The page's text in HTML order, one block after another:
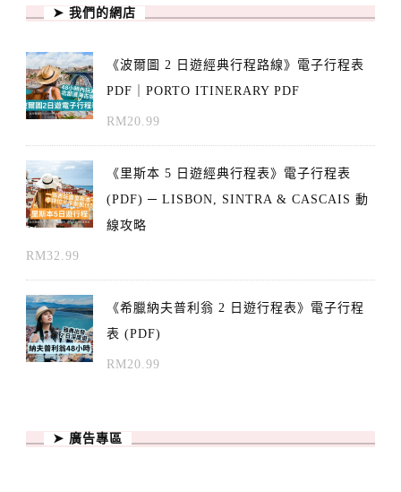
➤ 我們的網店
《波爾圖 2 日遊經典行程路線》電子行程表
PDF｜PORTO ITINERARY PDF
RM20.99
《里斯本 5 日遊經典行程表》電子行程表
(PDF) ─ LISBON, SINTRA & CASCAIS 動
線攻略
RM32.99
《希臘納夫普利翁 2 日遊行程表》電子行程
表 (PDF)
RM20.99
➤ 廣告專區